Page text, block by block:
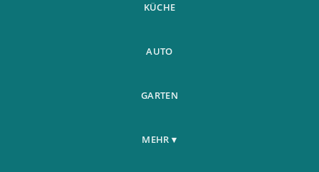
KÜCHE
AUTO
GARTEN
MEHR ▾
Smart Watch Bra